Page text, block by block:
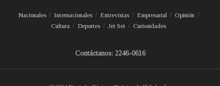
Nacionales Internacionales Entrevistas Empresarial
Opinión
Cultura
Deportes Jet Set Curiosidades
Contáctanos: 2246-0616